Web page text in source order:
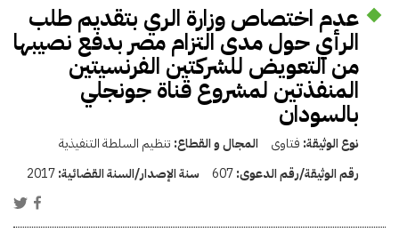
عدم اختصاص وزارة الري بتقديم طلب
الرأي حول مدى التزام مصر بدفع نصيبها
من التعويض للشركتين الفرنسيتين
المنفذتين لمشروع قناة جونجلي
بالسودان
نوع الوثيقة: فتاوى المجال و القطاع: تنظيم السلطة التنفيذية
رقم الوثيقة/رقم الدعوى:607 سنة الإصدار/السنة القضائية:2017